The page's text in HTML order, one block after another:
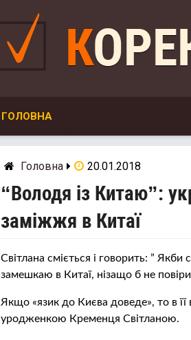
ГОЛОВНА
Головна 20.01.2018
“Володя із Китаю”:
заміжжя в Китаї
Світлана сміється і говорить: ”
замешкаю в Китаї, нізащо б не
Якщо «язик до Києва доведе», то в
уродженкою Кременця Світланою.